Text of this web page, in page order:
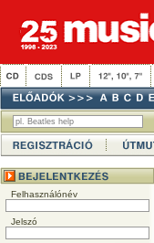
Felhasználónév
Jelszó